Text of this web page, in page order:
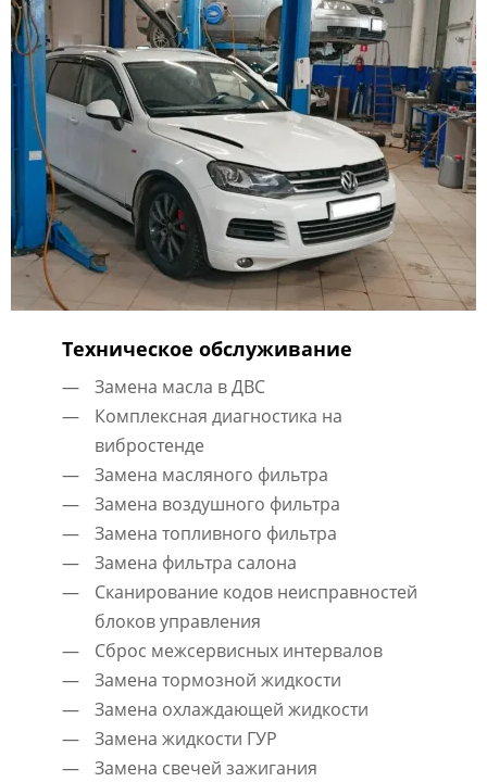
Техническое обслуживание
Замена масла в ДВС
Комплексная диагностика на
вибростенде
Замена масляного фильтра
Замена воздушного фильтра
Замена топливного фильтра
Замена фильтра салона
Сканирование кодов неисправностей
блоков управления
Сброс межсервисных интервалов
Замена тормозной жидкости
Замена охлаждающей жидкости
Замена жидкости ГУР
Замена свечей зажигания